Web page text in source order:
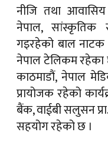
नीजि तथा
नेपाल, सांस्कृतिक
गइरहेको बाल
नेपाल टेलिकम रहेका
काठमाडौं, नेपाल
प्रायोजक रहेको
बैंक, वाईबी सलुसन
सहयोग रहेको छ ।